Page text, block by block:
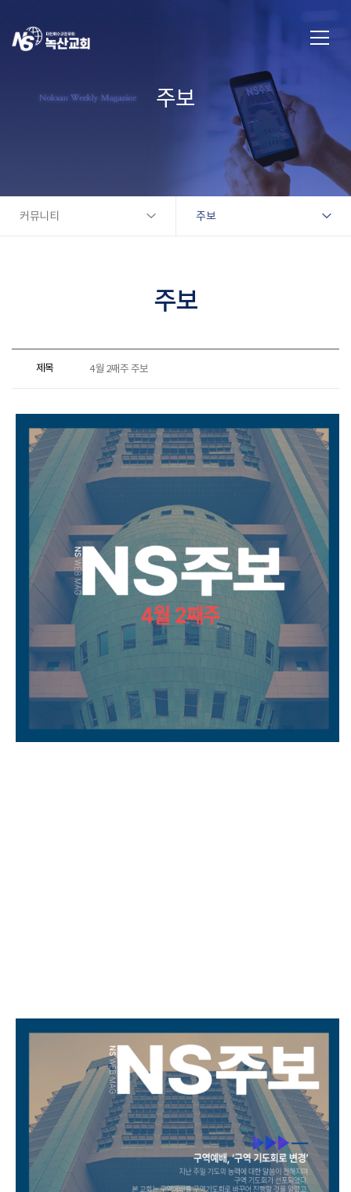
주보
커뮤니티 주보
주보
제목 4월 2째주 주보